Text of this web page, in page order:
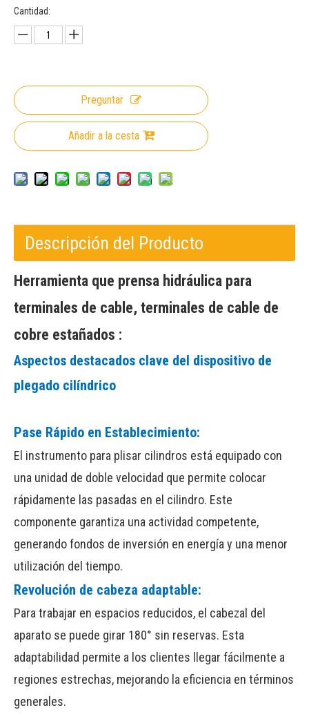
Cantidad:
Preguntar
Añadir a la cesta
Descripción del Producto
Herramienta que prensa hidráulica para
terminales de cable, terminales de cable de
cobre estañados :
Aspectos destacados clave del dispositivo de
plegado cilíndrico
Pase Rápido en Establecimiento:
El instrumento para plisar cilindros está equipado con
una unidad de doble velocidad que permite colocar
rápidamente las pasadas en el cilindro. Este
componente garantiza una actividad competente,
generando fondos de inversión en energía y una menor
utilización del tiempo.
Revolución de cabeza adaptable:
Para trabajar en espacios reducidos, el cabezal del
aparato se puede girar 180° sin reservas. Esta
adaptabilidad permite a los clientes llegar fácilmente a
regiones estrechas, mejorando la eficiencia en términos
generales.